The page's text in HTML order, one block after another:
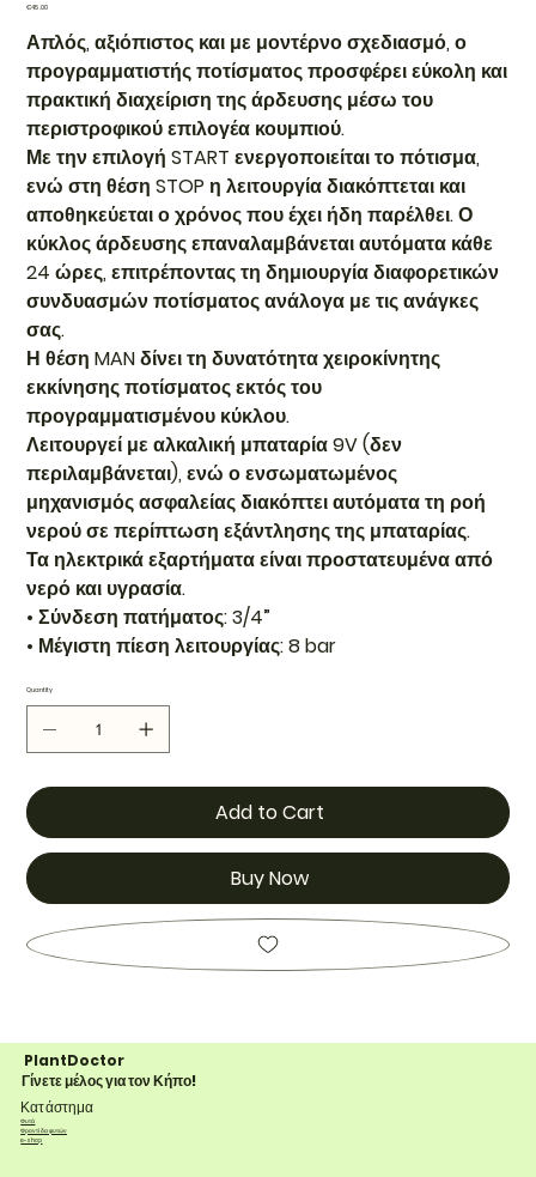
Price
€45.00
Απλός, αξιόπιστος και με μοντέρνο σχεδιασμό, ο
προγραμματιστής ποτίσματος προσφέρει εύκολη και
πρακτική διαχείριση της άρδευσης μέσω του
περιστροφικού επιλογέα κουμπιού.
Με την επιλογή START ενεργοποιείται το πότισμα,
ενώ στη θέση STOP η λειτουργία διακόπτεται και
αποθηκεύεται ο χρόνος που έχει ήδη παρέλθει. Ο
κύκλος άρδευσης επαναλαμβάνεται αυτόματα κάθε
24 ώρες, επιτρέποντας τη δημιουργία διαφορετικών
συνδυασμών ποτίσματος ανάλογα με τις ανάγκες
σας.
Η θέση MAN δίνει τη δυνατότητα χειροκίνητης
εκκίνησης ποτίσματος εκτός του
προγραμματισμένου κύκλου.
Λειτουργεί με αλκαλική μπαταρία 9V (δεν
περιλαμβάνεται), ενώ ο ενσωματωμένος
μηχανισμός ασφαλείας διακόπτει αυτόματα τη ροή
νερού σε περίπτωση εξάντλησης της μπαταρίας.
Τα ηλεκτρικά εξαρτήματα είναι προστατευμένα από
νερό και υγρασία.
• Σύνδεση πατήματος: 3/4”
• Μέγιστη πίεση λειτουργίας: 8 bar
Quantity
Add to Cart
Buy Now
PlantDoctor
Γίνετε μέλος για τον Κήπο!
Κατάστημα
Φυτά
Φροντίδα φυτών
e-shop